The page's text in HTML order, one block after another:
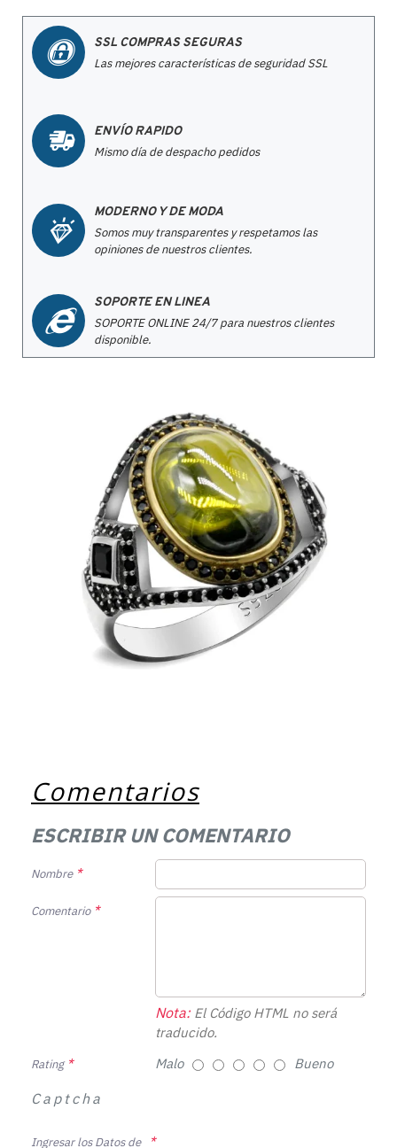
SSL COMPRAS SEGURAS
Las mejores características de seguridad SSL
ENVÍO RAPIDO
Mismo día de despacho pedidos
MODERNO Y DE MODA
Somos muy transparentes y respetamos las
opiniones de nuestros clientes.
SOPORTE EN LINEA
SOPORTE ONLINE 24/7 para nuestros clientes
disponible.
Comentarios
ESCRIBIR UN COMENTARIO
Nombre
Comentario
Nota:El Código HTML no será
traducido.
Rating Malo Bueno
Captcha
Ingresar los Datos de